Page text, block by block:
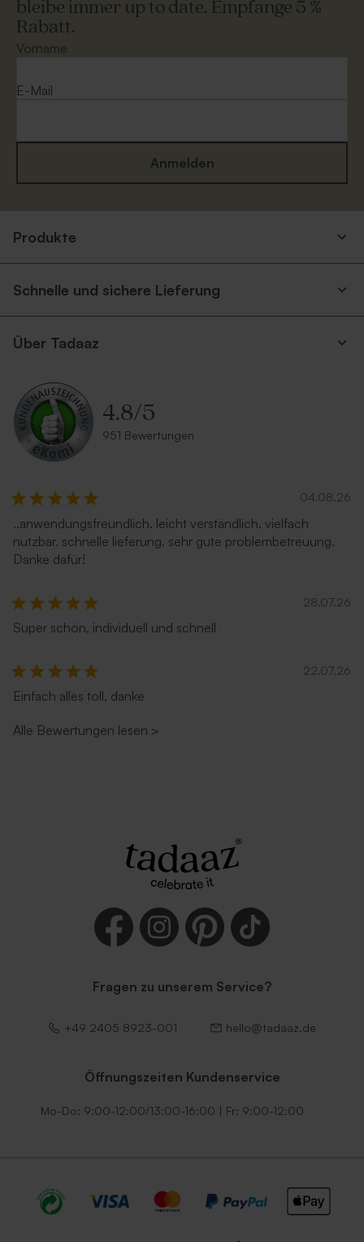
bleibe immer up to date. Empfange 5 %
Rabatt.
Vorname
E-Mail
Anmelden
Produkte
Schnelle und sichere Lieferung
Über Tadaaz
4.8/5
951 Bewertungen
04.08.26
..anwendungsfreundlich. leicht verständlich. vielfach
nutzbar. schnelle lieferung. sehr gute problembetreuung.
Danke dafür!
28.07.26
Super schön, individuell und schnell
22.07.26
Einfach alles toll, danke
Alle Bewertungen lesen >
Fragen zu unserem Service?
+49 2405 8923-001 hello@tadaaz.de
Öffnungszeiten Kundenservice
Mo-Do: 9:00-12:00/13:00-16:00 | Fr: 9:00-12:00